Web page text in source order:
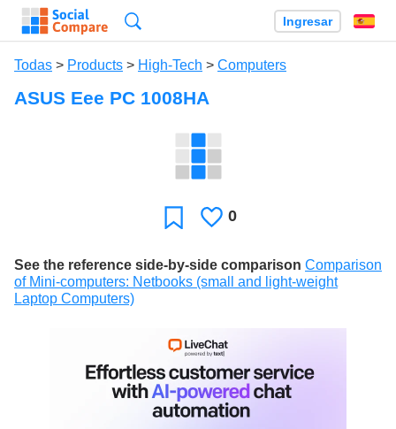
Ingresar
Todas > Products > High-Tech > Computers
ASUS Eee PC 1008HA
Favoritos
Le
0
See the reference side-by-side comparison Comparison
of Mini-computers: Netbooks (small and light-weight
Laptop Computers)